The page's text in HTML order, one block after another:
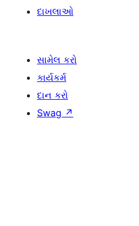
દાખલાઓ
સામેલ કરો
કાર્યકર્મ
દાન કરો
Swag ↗